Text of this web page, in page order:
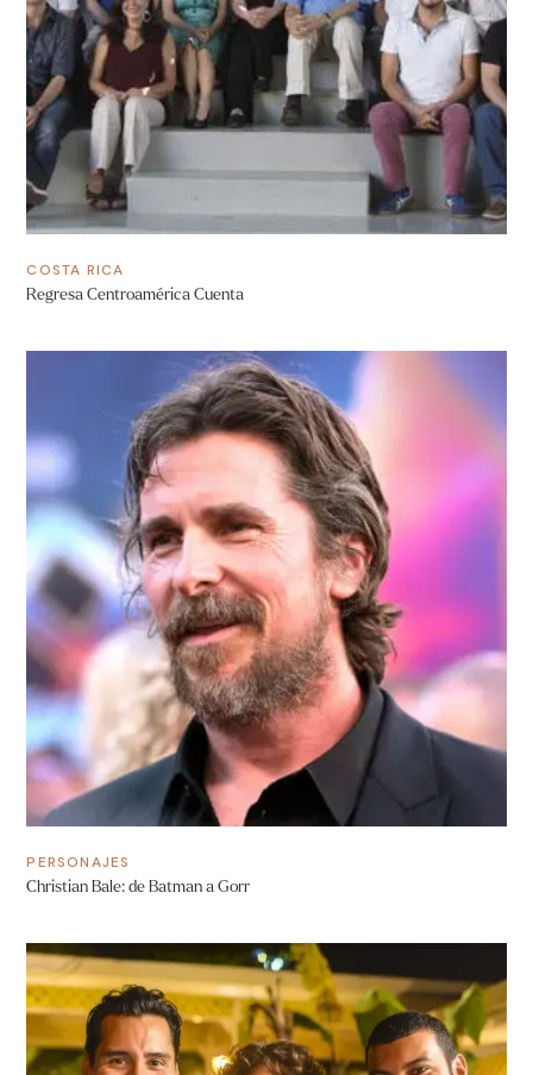
COSTA RICA
Regresa Centroamérica Cuenta
PERSONAJES
Christian Bale: de Batman a Gorr